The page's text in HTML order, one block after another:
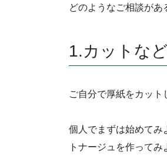
どのようなご相談があ
1.カットな
ご自分で厚紙をカット
個人でまずは始めてみ
トナージュを作って